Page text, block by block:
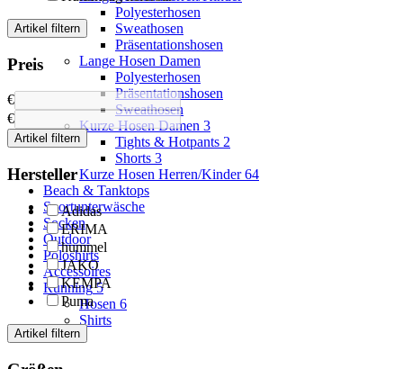
Polyesterhosen
Sweathosen
Präsentationshosen
Lange Hosen Damen
Polyesterhosen
Präsentationshosen
Sweathosen
Kurze Hosen Damen 3
Tights & Hotpants 2
Shorts 3
Kurze Hosen Herren/Kinder 64
Beach & Tanktops
Sportunterwäsche
Socken
Outdoor
Poloshirts
Accessoires
Running 5
Hosen 6
Shirts
Artikel filtern
Preis
€
€
Artikel filtern
Hersteller
Adidas
ERIMA
hummel
JAKO
KEMPA
Puma
Artikel filtern